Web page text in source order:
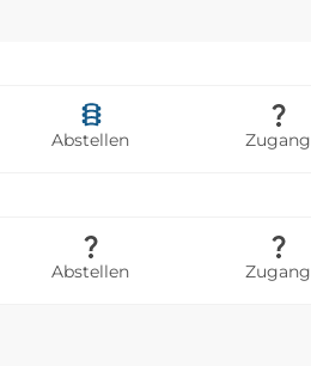
Abstellen
Zugang
Abstellen Zugang